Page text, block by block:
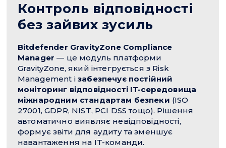
Контроль відповідності
без зайвих зусиль
Bitdefender GravityZone Compliance
Manager — це модуль платформи
GravityZone, який інтегрується з Risk
Management ізабезпечує постійний
моніторинг відповідності IT-середовища
міжнародним стандартам безпеки (ISO
27001, GDPR, NIST, PCI DSS тощо). Рішення
автоматично виявляє невідповідності,
формує звіти для аудиту та зменшує
навантаження на IT-команди.